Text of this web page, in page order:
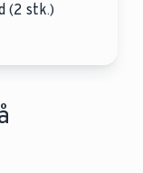
(2 stk.)